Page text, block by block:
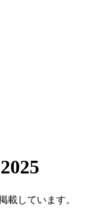
載しています。